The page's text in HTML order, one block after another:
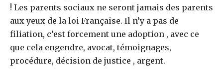
! Les parents sociaux ne seront jamais des parents
aux yeux de la loi Française. Il n’y a pas de
filiation, c’est forcement une adoption , avec ce
que cela engendre, avocat, témoignages,
procédure, décision de justice , argent.